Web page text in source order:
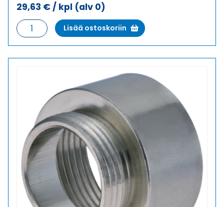
29,63 € / kpl (alv 0)
E-
MS
42/48
Lisää ostoskoriin